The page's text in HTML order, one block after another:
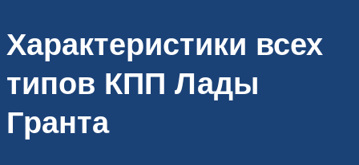
Характеристики всех
типов КПП Лады
Гранта